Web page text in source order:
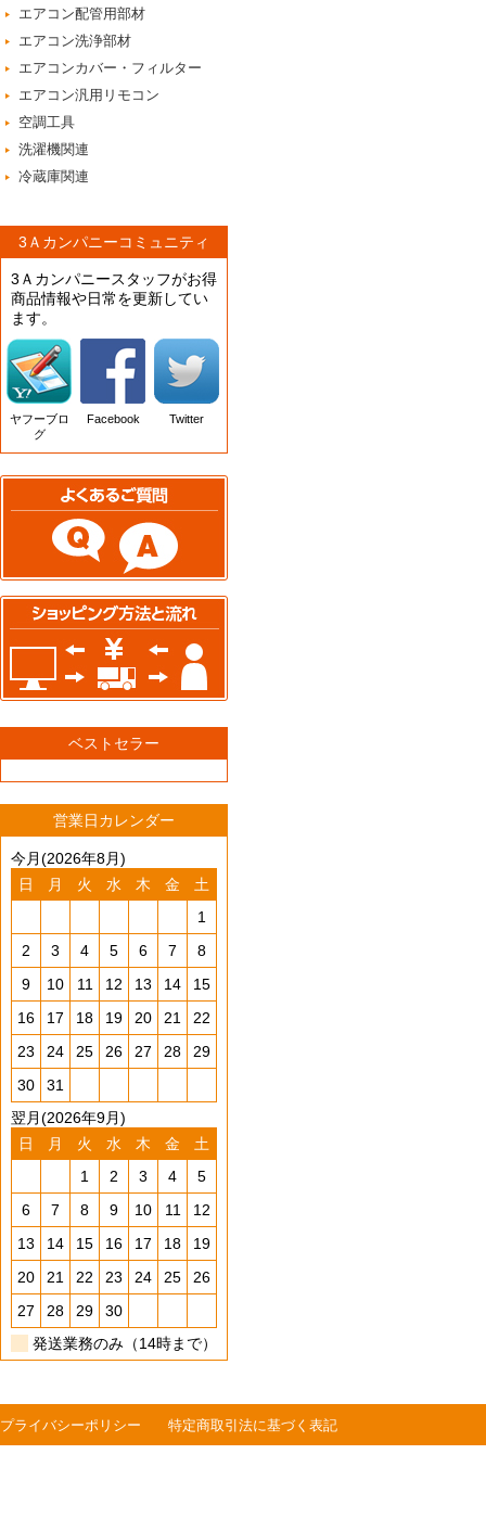
エアコン配管用部材
エアコン洗浄部材
エアコンカバー・フィルター
エアコン汎用リモコン
空調工具
洗濯機関連
冷蔵庫関連
3Ａカンパニーコミュニティ
3Ａカンパニースタッフがお得
商品情報や日常を更新してい
ます。
ヤフーブロ
グ
Facebook Twitter
ベストセラー
営業日カレンダー
今月(2026年8月)
日
月 火 水 木 金
土
1
2
3 4 5 6 7
8
9
10 11 12 13 14
15
16
17 18 19 20 21
22
23
24 25 26 27 28
29
30
31
翌月(2026年9月)
日
月 火 水 木 金
土
1
2 3 4
5
6
7 8 9 10 11
12
13
14 15 16 17 18
19
20
21 22 23 24 25
26
27
28 29
30
発送業務のみ（14時まで）
プライバシーポリシー 特定商取引法に基づく表記